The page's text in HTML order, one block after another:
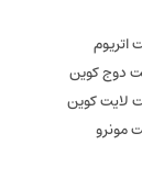
کوین
دوج کوین
لایت کوین
مونرو